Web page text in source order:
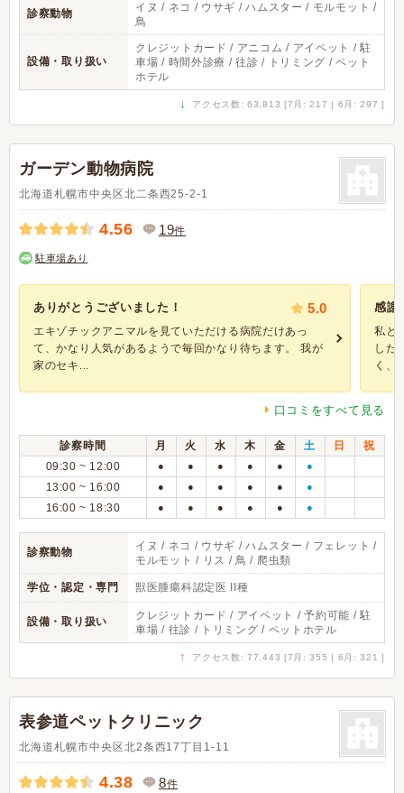
診察動物
イヌ / ネコ / ウサギ / ハムスター / モルモット /
鳥
設備・取り扱い
クレジットカード / アニコム / アイペット / 駐
車場 / 時間外診療 / 往診 / トリミング / ペット
ホテル
↓ アクセス数: 63,813 [7月: 217 | 6月: 297 ]
ガーデン動物病院
北海道札幌市中央区北二条西25-2-1
4.56 19件
駐車場あり
ありがとうございました！ 5.0
エキゾチックアニマルを見ていただける病院だけあっ
て、かなり人気があるようで毎回かなり待ちます。 我が
家のセキ...
感謝
私と
した
く、
口コミをすべて見る
診察時間 月 火 水 木 金 土 日
祝
09:30 ~ 12:00
● ● ● ● ● ●
13:00 ~ 16:00 ● ● ● ● ● ●
16:00 ~ 18:30 ● ● ● ● ● ●
診察動物
イヌ / ネコ / ウサギ / ハムスター / フェレット /
モルモット / リス / 鳥 / 爬虫類
学位・認定・専門 獣医腫瘍科認定医 II種
設備・取り扱い
クレジットカード / アイペット / 予約可能 / 駐
車場 / 往診 / トリミング / ペットホテル
↑ アクセス数: 77,443 [7月: 355 | 6月: 321 ]
表参道ペットクリニック
北海道札幌市中央区北2条西17丁目1-11
4.38 8件